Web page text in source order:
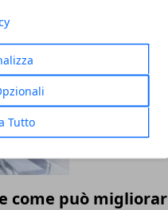
Tutto
come può